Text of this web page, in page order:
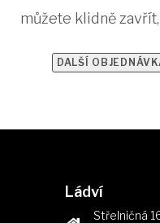
můžete klidně
DALŠÍ
Ládví
Střelničná